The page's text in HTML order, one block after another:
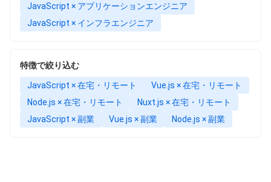
JavaScript × アプリケーションエンジニア
JavaScript × インフラエンジニア
特徴で絞り込む
JavaScript × 在宅・リモート
Vue.js × 在宅・リモート
Node.js × 在宅・リモート
Nuxt.js × 在宅・リモート
JavaScript × 副業
Vue.js × 副業 Node.js × 副業